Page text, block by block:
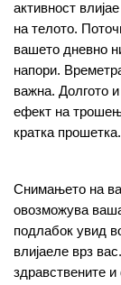
активност
на телото.
вашето дневно
напори.
важна. Долгото
ефект на
кратка прошетка.
Снимањето на
овозможува
подлабок увид
влијаеле врз
здравствените